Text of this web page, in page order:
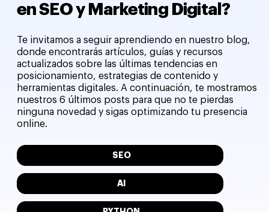
en SEO y Marketing Digital?
Te invitamos a seguir aprendiendo en nuestro blog,
donde encontrarás artículos, guías y recursos
actualizados sobre las últimas tendencias en
posicionamiento, estrategias de contenido y
herramientas digitales. A continuación, te mostramos
nuestros 6 últimos posts para que no te pierdas
ninguna novedad y sigas optimizando tu presencia
online.
SEO
AI